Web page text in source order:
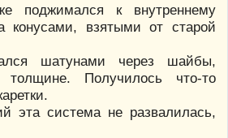
поджимался к внутреннему
конусами, взятыми от старой
шатунами через шайбы,
Получилось что-то
эта система не развалилась,